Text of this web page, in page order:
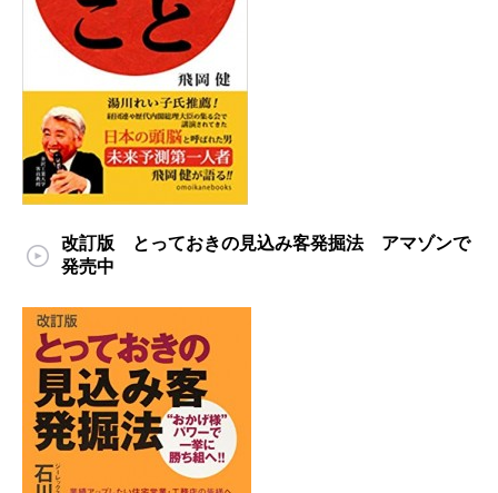
改訂版 とっておきの見込み客発掘法 アマゾンで
発売中